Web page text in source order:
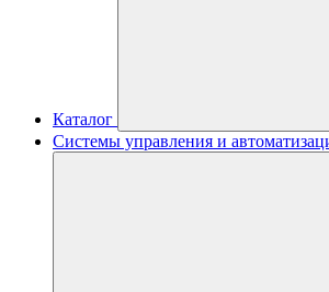
Каталог
Системы управления и